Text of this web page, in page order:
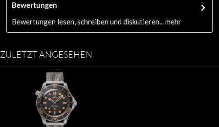
Bewertungen
Bewertungen lesen, schreiben und diskutieren...
mehr
ZULETZT ANGESEHEN